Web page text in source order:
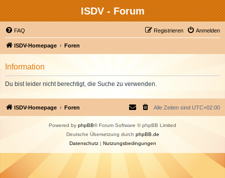
ISDV - Forum
FAQ Anmelden
Registrieren
ISDV-Homepage Foren
Information
Du bist leider nicht berechtigt, die Suche zu verwenden.
ISDV-Homepage Foren Alle Zeiten sind UTC+02:00
Powered by phpBB® Forum Software © phpBB Limited
Deutsche Übersetzung durch phpBB.de
Datenschutz| Nutzungsbedingungen